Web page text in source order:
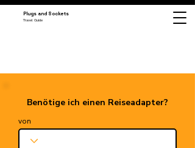
Plugs and Sockets
Travel Guide
Benötige ich einen Reiseadapter?
von